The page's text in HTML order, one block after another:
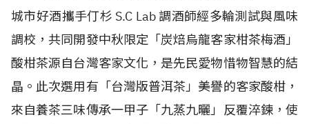
城市好酒攜手仃杉 S.C Lab 調酒師經多輪測試與風味
調校，共同開發中秋限定「炭焙烏龍客家柑茶梅酒」
酸柑茶源自台灣客家文化，是先民愛物惜物智慧的結
晶。此次選用有「台灣版普洱茶」美譽的客家酸柑，
來自養茶三味傳承一甲子「九蒸九曬」反覆淬鍊，使